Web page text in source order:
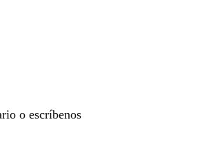
o escríbenos